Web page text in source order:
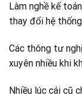
Làm nghề kế
thay đổi hệ
Các thông tư
xuyên nhiều khi
Nhiều lúc cái cũ